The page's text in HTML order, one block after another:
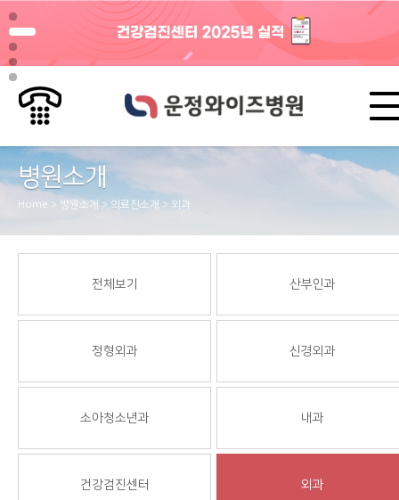
병원소개
Home > 병원소개 > 의료진소개 > 외과
전체보기 산부인과
정형외과 신경외과
소아청소년과 내과
건강검진센터 외과